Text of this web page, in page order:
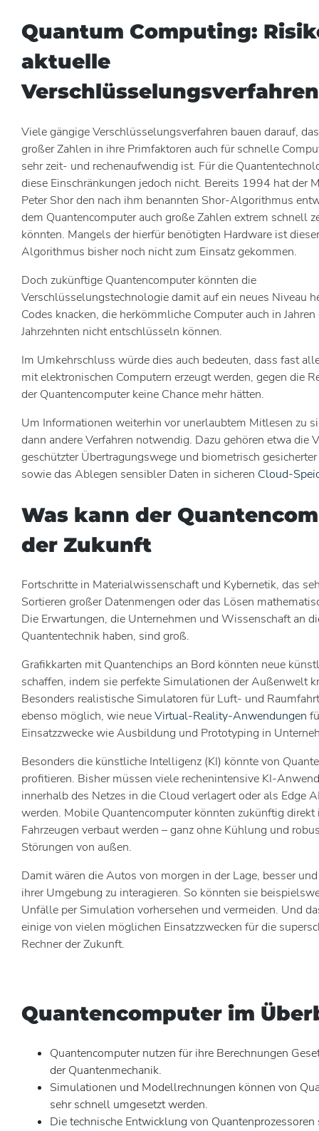
Quantum Computing:
aktuelle
Verschlüsselungsverfahren
Viele gängige Verschlüsselungsverfahren bauen darauf,
großer Zahlen in ihre Primfaktoren auch für schnelle
sehr zeit- und rechenaufwendig ist. Für die
diese Einschränkungen jedoch nicht. Bereits 1994 hat der
Peter Shor den nach ihm benannten Shor-Algorithmus
dem Quantencomputer auch große Zahlen extrem schnell
könnten. Mangels der hierfür benötigten Hardware ist
Algorithmus bisher noch nicht zum Einsatz gekommen.
Doch zukünftige Quantencomputer könnten die
Verschlüsselungstechnologie damit auf ein neues Niveau
Codes knacken, die herkömmliche Computer auch in Jahren
Jahrzehnten nicht entschlüsseln können.
Im Umkehrschluss würde dies auch bedeuten, dass fast
mit elektronischen Computern erzeugt werden, gegen die
der Quantencomputer keine Chance mehr hätten.
Um Informationen weiterhin vor unerlaubtem Mitlesen zu
dann andere Verfahren notwendig. Dazu gehören etwa die
geschützter Übertragungswege und biometrisch gesicherter
sowie das Ablegen sensibler Daten in sicheren Cloud-
Was kann der
der Zukunft
Fortschritte in Materialwissenschaft und Kybernetik, das
Sortieren großer Datenmengen oder das Lösen
Die Erwartungen, die Unternehmen und Wissenschaft an
Quantentechnik haben, sind groß.
Grafikkarten mit Quantenchips an Bord könnten neue
schaffen, indem sie perfekte Simulationen der Außenwelt
Besonders realistische Simulatoren für Luft- und
ebenso möglich, wie neueVirtual-Reality-Anwendungen
Einsatzzwecke wie Ausbildung und Prototyping in
Besonders die künstliche Intelligenz (KI) könnte von
profitieren. Bisher müssen viele rechenintensive KI-
innerhalb des Netzes in die Cloud verlagert oder als Edge
werden. Mobile Quantencomputer könnten zukünftig
Fahrzeugen verbaut werden – ganz ohne Kühlung und
Störungen von außen.
Damit wären die Autos von morgen in der Lage, besser
ihrer Umgebung zu interagieren. So könnten sie
Unfälle per Simulation vorhersehen und vermeiden. Und
einige von vielen möglichen Einsatzzwecken für die
Rechner der Zukunft.
Quantencomputer im
Quantencomputer nutzen für ihre Berechnungen
der Quantenmechanik.
Simulationen und Modellrechnungen können von
sehr schnell umgesetzt werden.
Die technische Entwicklung von Quantenprozessoren